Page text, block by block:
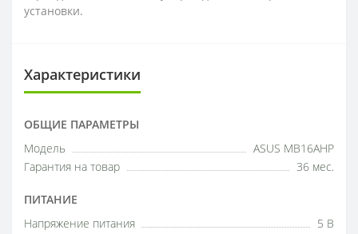
установки.
Характеристики
ОБЩИЕ ПАРАМЕТРЫ
Модель
ASUS MB16AHP
Гарантия на товар
36 мес.
ПИТАНИЕ
Напряжение питания
5 В